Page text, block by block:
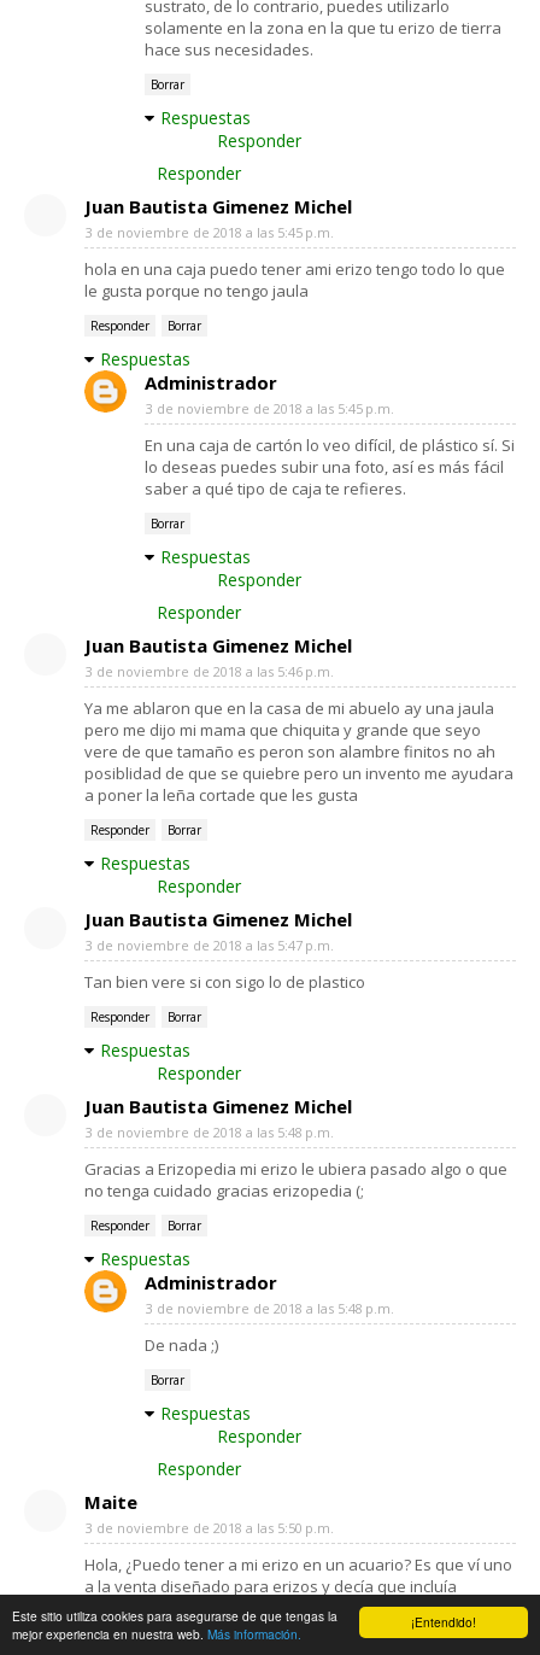
¡Entendido!
Este sitio utiliza cookies para asegurarse de que tengas la
mejor experiencia en nuestra web. Más información.
sustrato, de lo contrario, puedes utilizarlo
solamente en la zona en la que tu erizo de tierra
hace sus necesidades.
Borrar
Respuestas
Responder
Responder
Juan Bautista Gimenez Michel
3 de noviembre de 2018 a las 5:45 p.m.
hola en una caja puedo tener ami erizo tengo todo lo que
le gusta porque no tengo jaula
Responder Borrar
Respuestas
Administrador
3 de noviembre de 2018 a las 5:45 p.m.
En una caja de cartón lo veo difícil, de plástico sí. Si
lo deseas puedes subir una foto, así es más fácil
saber a qué tipo de caja te refieres.
Borrar
Respuestas
Responder
Responder
Juan Bautista Gimenez Michel
3 de noviembre de 2018 a las 5:46 p.m.
Ya me ablaron que en la casa de mi abuelo ay una jaula
pero me dijo mi mama que chiquita y grande que seyo
vere de que tamaño es peron son alambre finitos no ah
posiblidad de que se quiebre pero un invento me ayudara
a poner la leña cortade que les gusta
Responder Borrar
Respuestas
Responder
Juan Bautista Gimenez Michel
3 de noviembre de 2018 a las 5:47 p.m.
Tan bien vere si con sigo lo de plastico
Responder Borrar
Respuestas
Responder
Juan Bautista Gimenez Michel
3 de noviembre de 2018 a las 5:48 p.m.
Gracias a Erizopedia mi erizo le ubiera pasado algo o que
no tenga cuidado gracias erizopedia (;
Responder Borrar
Respuestas
Administrador
3 de noviembre de 2018 a las 5:48 p.m.
De nada ;)
Borrar
Respuestas
Responder
Responder
Maite
3 de noviembre de 2018 a las 5:50 p.m.
Hola, ¿Puedo tener a mi erizo en un acuario? Es que ví uno
a la venta diseñado para erizos y decía que incluía
ventilación adecuada además de lámparas de calor sin luz
para erizos.